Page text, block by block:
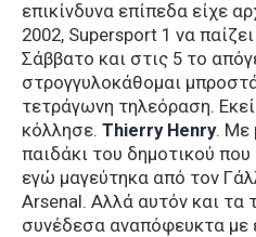
επικίνδυνα επίπεδα είχε
2002, Supersport 1 να
Σάββατο και στις 5 το
στρογγυλοκάθομαι
τετράγωνη τηλεόραση.
κόλλησε. Thierry Henry. Με
παιδάκι του δημοτικού
εγώ μαγεύτηκα από τον
Arsenal. Αλλά αυτόν και τα
συνέδεσα αναπόφευκτα με